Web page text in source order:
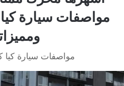
مواصفات سيارة كيا